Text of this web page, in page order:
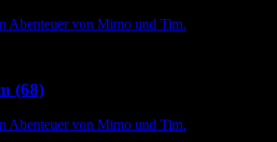
Abenteuer von Mimo und Tim.
(68)
Abenteuer von Mimo und Tim.